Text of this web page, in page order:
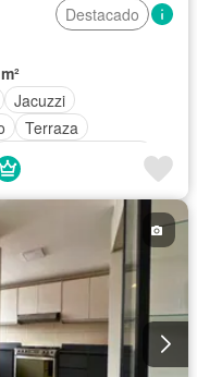
Destacado
Jacuzzi
Terraza
Garita de guardianía
Wifi
Cocina equipada